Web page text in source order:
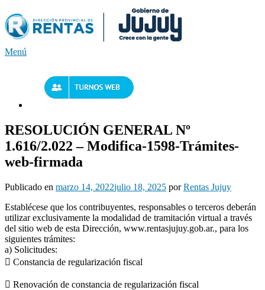
al
contenido
Menú
RESOLUCIÓN GENERAL Nº
1.616/2.022 – Modifica-1598-Trámites-
web-firmada
Publicado en marzo 14, 2022julio 18, 2025 porRentas Jujuy
Establécese que los contribuyentes, responsables o terceros deberán
utilizar exclusivamente la modalidad de tramitación virtual a través
del sitio web de esta Dirección, www.rentasjujuy.gob.ar., para los
siguientes trámites:
a) Solicitudes:
 Constancia de regularización fiscal
 Renovación de constancia de regularización fiscal